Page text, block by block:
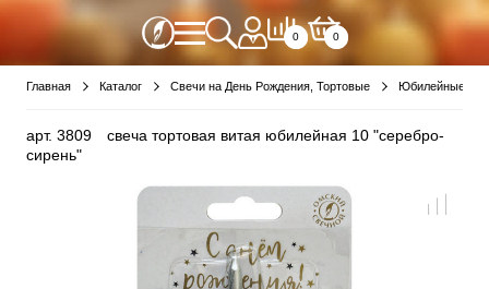
0 0
Главная Каталог Свечи на День Рождения, Тортовые Юбилейные
арт.3809
свеча тортовая витая юбилейная 10 "серебро-
сирень"